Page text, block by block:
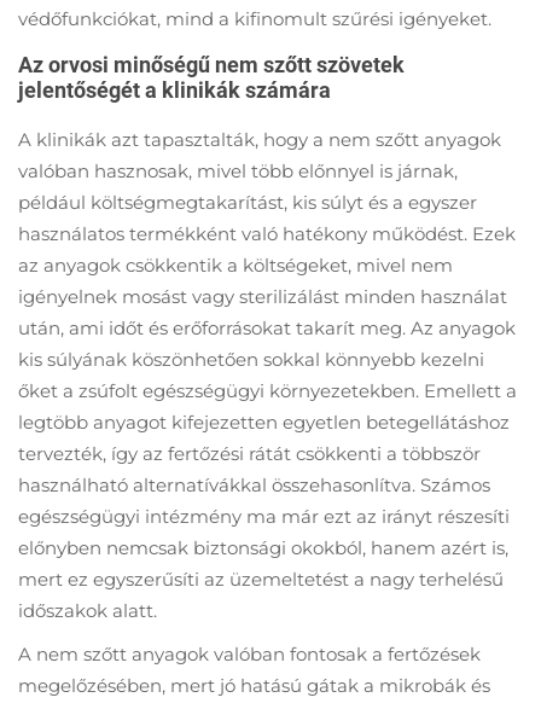
védőfunkciókat, mind a kifinomult szűrési igényeket.
Az orvosi minőségű nem szőtt szövetek
jelentőségét a klinikák számára
A klinikák azt tapasztalták, hogy a nem szőtt anyagok
valóban hasznosak, mivel több előnnyel is járnak,
például költségmegtakarítást, kis súlyt és a egyszer
használatos termékként való hatékony működést. Ezek
az anyagok csökkentik a költségeket, mivel nem
igényelnek mosást vagy sterilizálást minden használat
után, ami időt és erőforrásokat takarít meg. Az anyagok
kis súlyának köszönhetően sokkal könnyebb kezelni
őket a zsúfolt egészségügyi környezetekben. Emellett a
legtöbb anyagot kifejezetten egyetlen betegellátáshoz
tervezték, így az fertőzési rátát csökkenti a többször
használható alternatívákkal összehasonlítva. Számos
egészségügyi intézmény ma már ezt az irányt részesíti
előnyben nemcsak biztonsági okokból, hanem azért is,
mert ez egyszerűsíti az üzemeltetést a nagy terhelésű
időszakok alatt.
A nem szőtt anyagok valóban fontosak a fertőzések
megelőzésében, mert jó hatású gátak a mikrobák és